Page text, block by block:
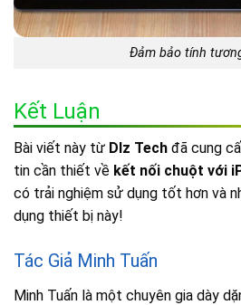
Đảm bảo tính
Kết Luận
Bài viết này từ Dlz Tech đã cung
tin cần thiết về kết nối chuột với
có trải nghiệm sử dụng tốt hơn và
dụng thiết bị này!
Tác Giả Minh Tuấn
Minh Tuấn là một chuyên gia dày